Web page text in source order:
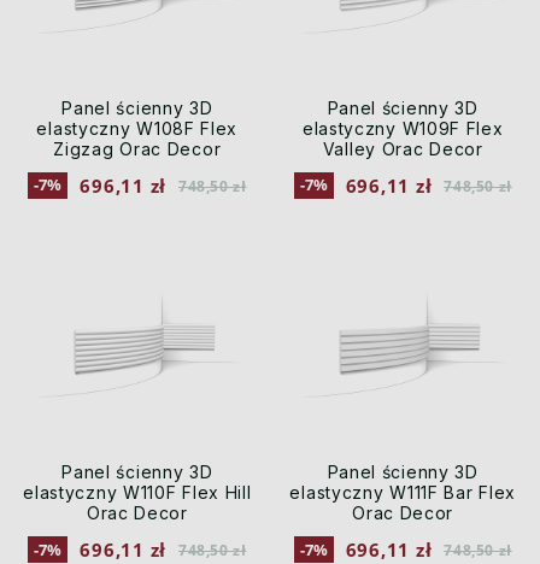
Panel ścienny 3D
elastyczny W108F Flex
Zigzag Orac Decor
-7% 696,11 zł 748,50 zł
Panel ścienny 3D
elastyczny W109F Flex
Valley Orac Decor
-7% 696,11 zł 748,50 zł
Panel ścienny 3D
elastyczny W110F Flex Hill
Orac Decor
-7% 696,11 zł 748,50 zł
Panel ścienny 3D
elastyczny W111F Bar Flex
Orac Decor
-7% 696,11 zł 748,50 zł